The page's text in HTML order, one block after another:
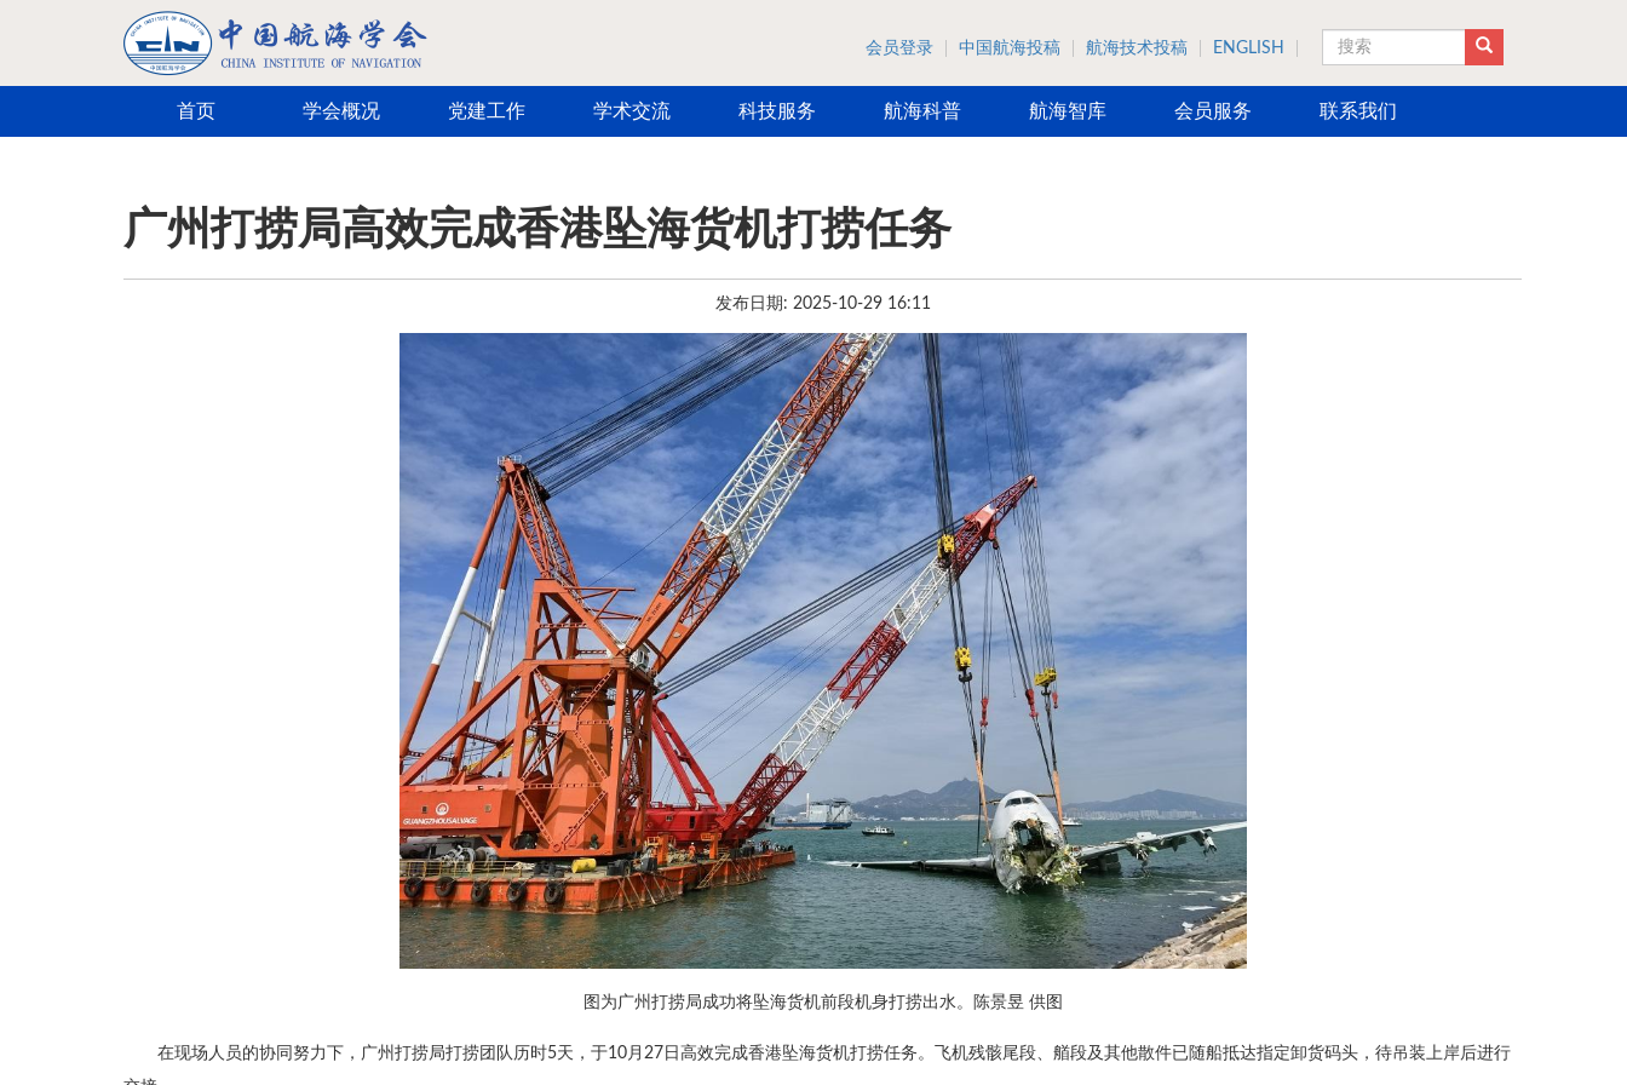
会员登录 中国航海投稿 航海技术投稿 ENGLISH
搜索
首页 学会概况 党建工作 学术交流 科技服务 航海科普 航海智库 会员服务 联系我们
广州打捞局高效完成香港坠海货机打捞任务
发布日期: 2025-10-29 16:11
图为广州打捞局成功将坠海货机前段机身打捞出水。陈景昱 供图
在现场人员的协同努力下，广州打捞局打捞团队历时5天，于10月27日高效完成香港坠海货机打捞任务。飞机残骸尾段、艏段及其他散件已随船抵达指定卸货码头，待吊装上岸后进行